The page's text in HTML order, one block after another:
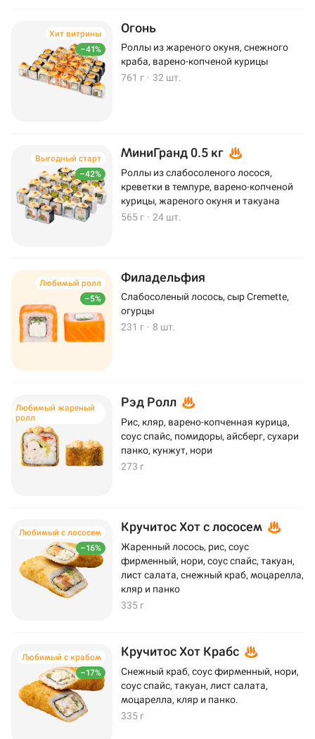
–41%
Хит витрины Огонь
Роллы из жареного окуня, снежного
краба, варено-копченой курицы
761 г · 32 шт.
–42%
Выгодный старт МиниГранд 0.5 кг
Роллы из слабосоленого лосося,
креветки в темпуре, варено-копченой
курицы, жареного окуня и такуана
565 г · 24 шт.
–5%
Любимый ролл Филадельфия
Слабосоленый лосось, сыр Cremette,
огурцы
231 г · 8 шт.
Любимый жареный
ролл
Рэд Ролл
Рис, кляр, варено-копченная курица,
соус спайс, помидоры, айсберг, сухари
панко, кунжут, нори
273 г
–16%
Любимый с лососем Кручитос Хот с лососем
Жаренный лосось, рис, соус
фирменный, нори, соус спайс, такуан,
лист салата, снежный краб, моцарелла,
кляр и панко
335 г
–17%
Любимый с крабом Кручитос Хот Крабс
Снежный краб, соус фирменный, нори,
соус спайс, такуан, лист салата,
моцарелла, кляр и панко.
335 г